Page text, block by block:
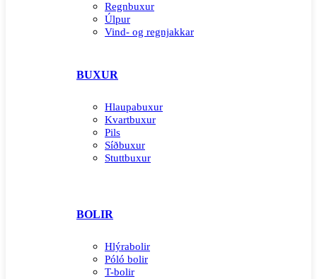
Regnbuxur
Úlpur
Vind- og regnjakkar
BUXUR
Hlaupabuxur
Kvartbuxur
Pils
Síðbuxur
Stuttbuxur
BOLIR
Hlýrabolir
Póló bolir
T-bolir